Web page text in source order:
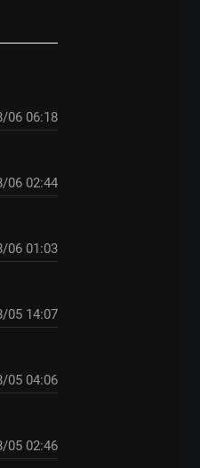
06 06:18
06 02:44
06 01:03
05 14:07
05 04:06
05 02:46